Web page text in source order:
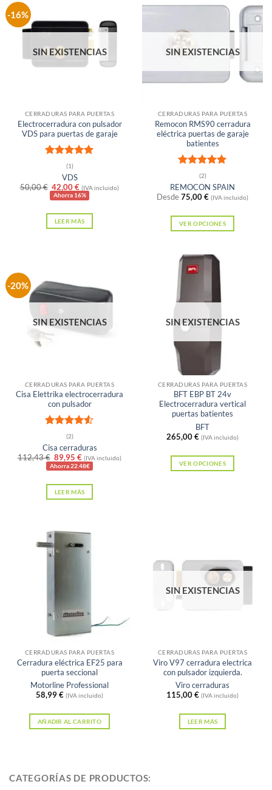
-16%
SIN EXISTENCIAS
CERRADURAS PARA PUERTAS
Electrocerradura con pulsador
VDS para puertas de garaje
Valorado
con5de 5
(1)
VDS
50,00€ El
precio
era:
50,00 €.
42,00€El
precio
es:
42,00 €.
(IVA incluido)
Ahorra 16%
LEER MÁS
SIN EXISTENCIAS
CERRADURAS PARA PUERTAS
Remocon RMS90 cerradura
eléctrica puertas de garaje
batientes
Valorado
con5de 5
(2)
REMOCON SPAIN
Desde75,00€ (IVA incluido)
VER OPCIONES
producto
tiene
múltiples
variantes.
opciones
se
pueden
elegir
en
la
página
de
producto
-20%
SIN EXISTENCIAS
CERRADURAS PARA PUERTAS
Cisa Elettrika electrocerradura
con pulsador
Valorado
con4.5
de 5
(2)
Cisa cerraduras
112,43€ El
precio
era:
112,43 €.
89,95€El
precio
es:
89,95 €.
(IVA incluido)
Ahorra 22.48€
LEER MÁS
SIN EXISTENCIAS
CERRADURAS PARA PUERTAS
BFT EBP BT 24v
Electrocerradura vertical
puertas batientes
BFT
265,00€ (IVA incluido)
VER OPCIONES
opciones
se
pueden
elegir
página
de
producto
CERRADURAS PARA PUERTAS
Cerradura eléctrica EF25 para
puerta seccional
Motorline Professional
58,99€ (IVA incluido)
AÑADIR AL CARRITO
SIN EXISTENCIAS
CERRADURAS PARA PUERTAS
Viro V97 cerradura electrica
con pulsador izquierda.
Viro cerraduras
115,00€ (IVA incluido)
LEER MÁS
CATEGORÍAS DE PRODUCTOS: